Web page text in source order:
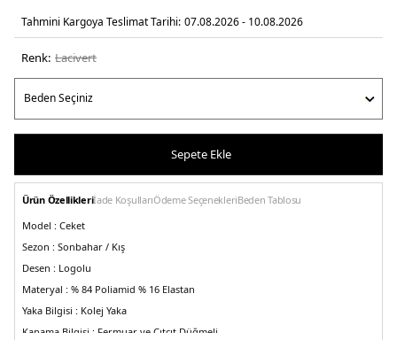
Tahmini Kargoya Teslimat Tarihi: 07.08.2026 - 10.08.2026
Renk: laci̇vert
Sepete Ekle
Ürün Özellikleriİade KoşullarıÖdeme SeçenekleriBeden Tablosu
Model : Ceket
Sezon : Sonbahar / Kış
Desen : Logolu
Materyal : % 84 Poliamid % 16 Elastan
Yaka Bilgisi : Kolej Yaka
Kapama Bilgisi : Fermuar ve Çıtçıt Düğmeli